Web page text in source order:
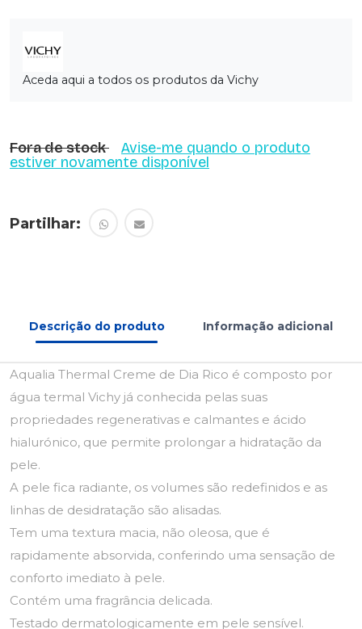
Aceda aqui a todos os produtos da Vichy
Fora de stock
Avise-me quando o produto
estiver novamente disponível
Partilhar:
Descrição do produto Informação adicional
Aqualia Thermal Creme de Dia Rico é composto por
água termal Vichy já conhecida pelas suas
propriedades regenerativas e calmantes e ácido
hialurónico, que permite prolongar a hidratação da
pele.
A pele fica radiante, os volumes são redefinidos e as
linhas de desidratação são alisadas.
Tem uma textura macia, não oleosa, que é
rapidamente absorvida, conferindo uma sensação de
conforto imediato à pele.
Contém uma fragrância delicada.
Testado dermatologicamente em pele sensível.